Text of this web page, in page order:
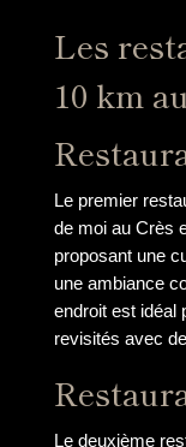
Les
10 km
Le premier
de moi au Crès
proposant une
une ambiance
endroit est idéal
revisités avec
Le deuxième